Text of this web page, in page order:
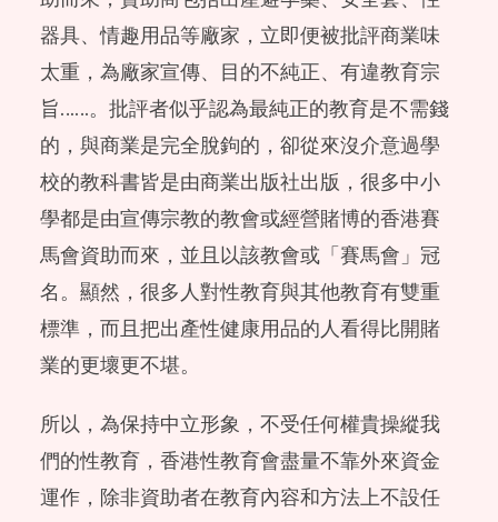
器具、情趣用品等廠家，立即便被批評商業味
太重，為廠家宣傳、目的不純正、有違教育宗
旨……。批評者似乎認為最純正的教育是不需錢
的，與商業是完全脫鉤的，卻從來沒介意過學
校的教科書皆是由商業出版社出版，很多中小
學都是由宣傳宗教的教會或經營賭博的香港賽
馬會資助而來，並且以該教會或「賽馬會」冠
名。顯然，很多人對性教育與其他教育有雙重
標準，而且把出產性健康用品的人看得比開賭
業的更壞更不堪。
所以，為保持中立形象，不受任何權貴操縱我
們的性教育，香港性教育會盡量不靠外來資金
運作，除非資助者在教育內容和方法上不設任